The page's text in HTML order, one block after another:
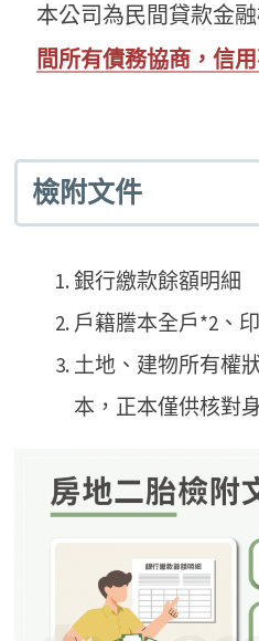
本公司為民間貸款金
間所有債務協商，信
檢附文件
銀行繳款餘額明細
戶籍謄本全戶*2、
土地、建物所有權
本，正本僅供核對身